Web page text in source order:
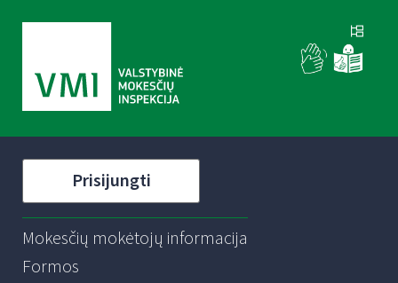
Prisijungti
Mokesčių mokėtojų informacija
Formos